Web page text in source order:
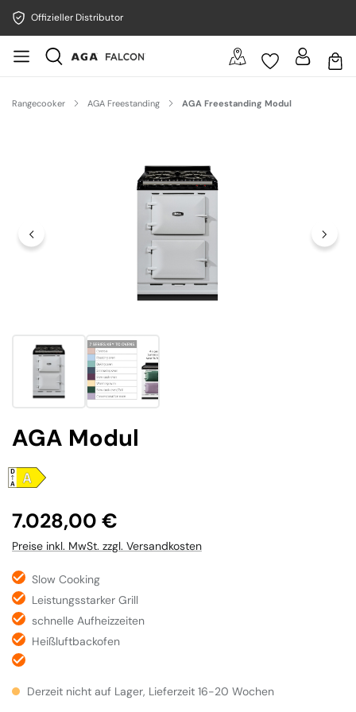
Offizieller Distributor
Rangecooker AGA Freestanding AGA Freestanding Modul
AGA Modul
Regulärer Preis:
7.028,00 €
Preise inkl. MwSt. zzgl. Versandkosten
Slow Cooking
Leistungsstarker Grill
schnelle Aufheizzeiten
Heißluftbackofen
Derzeit nicht auf Lager, Lieferzeit 16-20 Wochen